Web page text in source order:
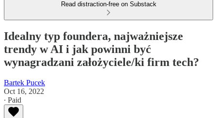
Read distraction-free on Substack
Idealny typ foundera, najważniejsze
trendy w AI i jak powinni być
wynagradzani założyciele/ki firm tech?
Bartek Pucek
Oct 16, 2022
∙ Paid